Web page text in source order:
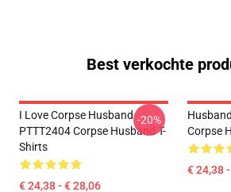
Best verkochte
I Love Corpse Husband
PTTT2404 Corpse Husband T-
Shirts
€ 24,38 - € 28,06
-20%
Corpse
€ 24,38